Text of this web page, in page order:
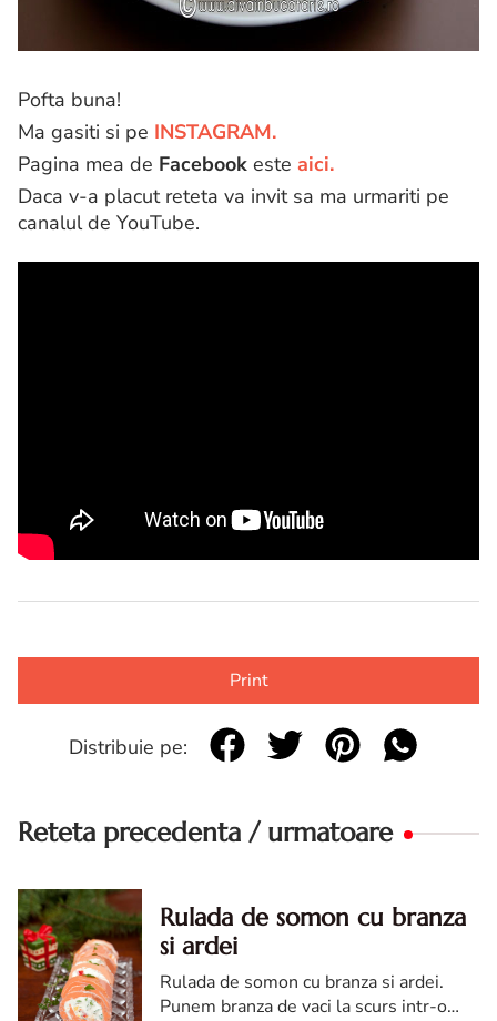
Pofta buna!
Ma gasiti si pe INSTAGRAM.
Pagina mea de Facebook este aici.
Daca v-a placut reteta va invit sa ma urmariti pe
canalul de YouTube.
Print
Distribuie pe:
Reteta precedenta / urmatoare
Rulada de somon cu branza
si ardei
Rulada de somon cu branza si ardei.
Punem branza de vaci la scurs intr-o